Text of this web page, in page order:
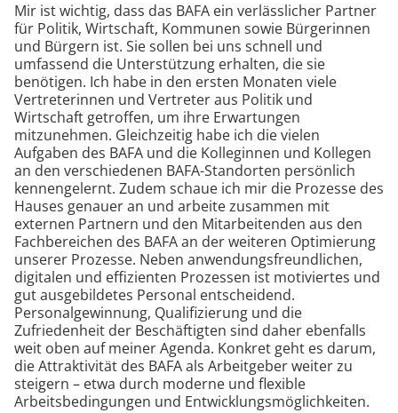
Mir ist wichtig, dass das BAFA ein verlässlicher Partner
für Politik, Wirtschaft, Kommunen sowie Bürgerinnen
und Bürgern ist. Sie sollen bei uns schnell und
umfassend die Unterstützung erhalten, die sie
benötigen. Ich habe in den ersten Monaten viele
Vertreterinnen und Vertreter aus Politik und
Wirtschaft getroffen, um ihre Erwartungen
mitzunehmen. Gleichzeitig habe ich die vielen
Aufgaben des BAFA und die Kolleginnen und Kollegen
an den verschiedenen BAFA-Standorten persönlich
kennengelernt. Zudem schaue ich mir die Prozesse des
Hauses genauer an und arbeite zusammen mit
externen Partnern und den Mitarbeitenden aus den
Fachbereichen des BAFA an der weiteren Optimierung
unserer Prozesse. Neben anwendungsfreundlichen,
digitalen und effizienten Prozessen ist motiviertes und
gut ausgebildetes Personal entscheidend.
Personalgewinnung, Qualifizierung und die
Zufriedenheit der Beschäftigten sind daher ebenfalls
weit oben auf meiner Agenda. Konkret geht es darum,
die Attraktivität des BAFA als Arbeitgeber weiter zu
steigern – etwa durch moderne und flexible
Arbeitsbedingungen und Entwicklungsmöglichkeiten.